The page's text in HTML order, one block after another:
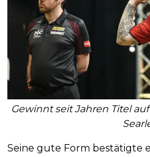
Gewinnt seit Jahren Titel
Seine gute Form bestätigte